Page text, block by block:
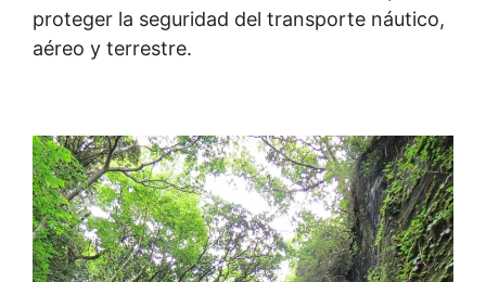
proteger la seguridad del transporte náutico,
aéreo y terrestre.